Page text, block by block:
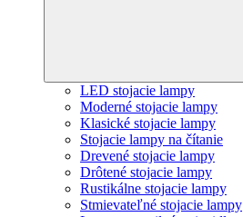
LED stojacie lampy
Moderné stojacie lampy
Klasické stojacie lampy
Stojacie lampy na čítanie
Drevené stojacie lampy
Drôtené stojacie lampy
Rustikálne stojacie lampy
Stmievateľné stojacie lampy